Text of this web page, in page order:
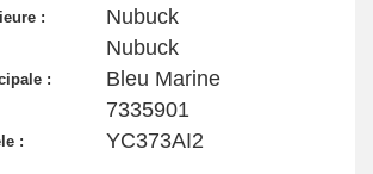
: Nubuck
Nubuck
: Bleu Marine
7335901
: YC373AI2